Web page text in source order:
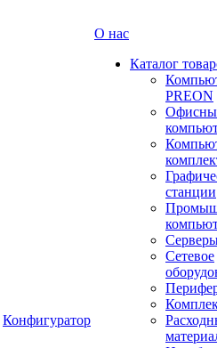
Конфигуратор
О нас
Каталог
PREON
станции
Сетевое